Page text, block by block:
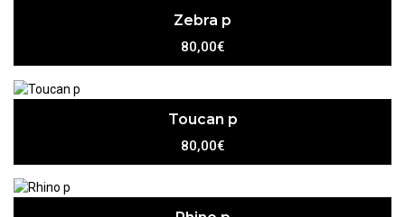
Zebra p
80,00€
Toucan p
80,00€